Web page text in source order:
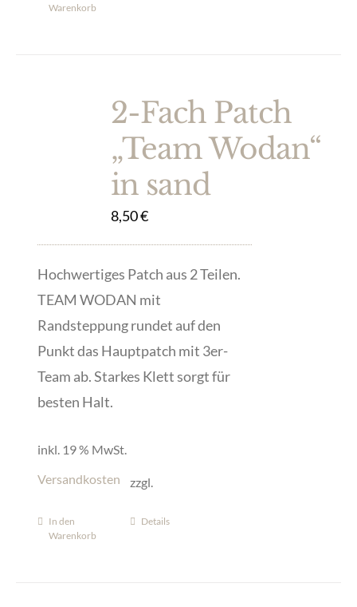
Warenkorb
2-Fach Patch
„Team Wodan“
in sand
8,50€
Hochwertiges Patch aus 2 Teilen.
TEAM WODAN mit
Randsteppung rundet auf den
Punkt das Hauptpatch mit 3er-
Team ab. Starkes Klett sorgt für
besten Halt.
inkl. 19 % MwSt.
zzgl.
Versandkosten
In den
Warenkorb
Details